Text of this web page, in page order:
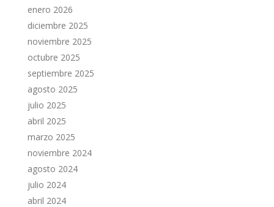
enero 2026
diciembre 2025
noviembre 2025
octubre 2025
septiembre 2025
agosto 2025
julio 2025
abril 2025
marzo 2025
noviembre 2024
agosto 2024
julio 2024
abril 2024